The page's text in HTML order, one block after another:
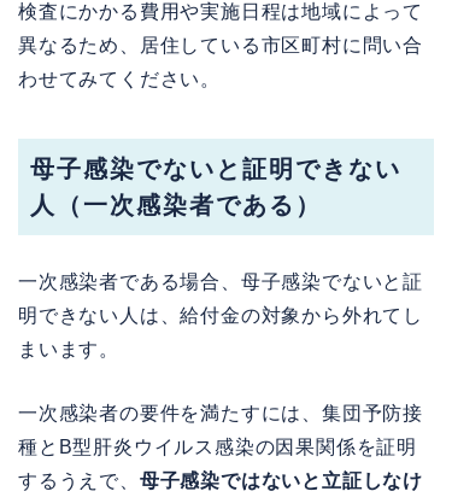
検査にかかる費用や実施日程は地域によって
異なるため、居住している市区町村に問い合
わせてみてください。
母子感染でないと証明できない
人（一次感染者である）
一次感染者である場合、母子感染でないと証
明できない人は、給付金の対象から外れてし
まいます。
一次感染者の要件を満たすには、集団予防接
種とB型肝炎ウイルス感染の因果関係を証明
するうえで、 母子感染ではないと立証しなけ